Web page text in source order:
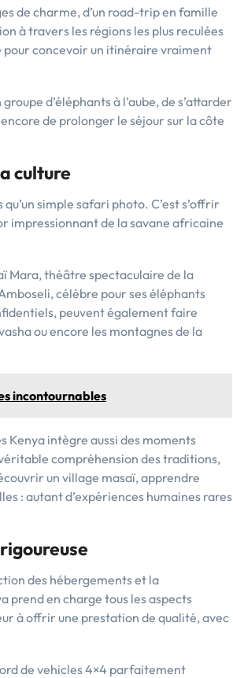
de charme, d’un road-trip en famille
à travers les régions les plus reculées
pour concevoir un itinéraire vraiment
d’éléphants à l’aube, de s’attarder
de prolonger le séjour sur la côte
culture
qu’un simple safari photo. C’est s’offrir
impressionnant de la savane africaine
Mara, théâtre spectaculaire de la
célèbre pour ses éléphants
peuvent également faire
ou encore les montagnes de la
incontournables
Kenya intègre aussi des moments
compréhension des traditions,
un village masaï, apprendre
: autant d’expériences humaines rares
des hébergements et la
prend en charge tous les aspects
à offrir une prestation de qualité, avec
de vehicles 4×4 parfaitement